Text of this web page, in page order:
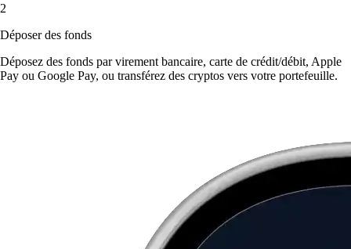
2
Déposer des fonds
Déposez des fonds par virement bancaire, carte de crédit/débit, Apple
Pay ou Google Pay, ou transférez des cryptos vers votre portefeuille.